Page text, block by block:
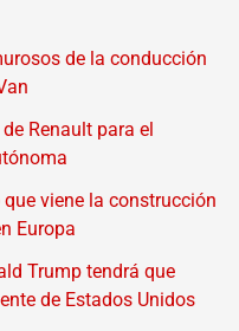
de la conducción
Renault para el
viene la construcción
Europa
Trump tendrá que
de Estados Unidos